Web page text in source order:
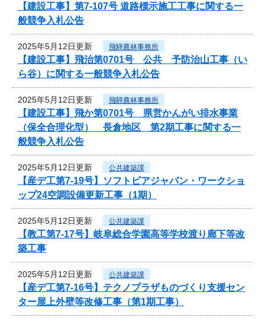
【建設工事】第7-107号 道路標示施工工事に関する一
般競争入札公告
2025年5月12日更新 飛騨農林事務所
【建設工事】飛治第0701号 公共 予防治山工事（い
ら谷）に関する一般競争入札公告
2025年5月12日更新 飛騨農林事務所
【建設工事】飛か第0701号 県営かんがい排水事業
（保全合理化型） 長倉地区 第2期工事に関する一
般競争入札公告
2025年5月12日更新 公共建築課
【産デ工第7-19号】ソフトピアジャパン・ワークショ
ップ24空調設備更新工事（1期）
2025年5月12日更新 公共建築課
【教工第7-17号】岐阜総合学園高等学校渡り廊下等改
築工事
2025年5月12日更新 公共建築課
【産デ工第7-16号】テクノプラザものづくり支援セン
ター屋上外壁等改修工事（第1期工事）